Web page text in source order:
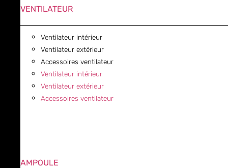
VENTILATEUR
Ventilateur intérieur
Ventilateur extérieur
Accessoires ventilateur
Ventilateur intérieur
Ventilateur extérieur
Accessoires ventilateur
AMPOULE